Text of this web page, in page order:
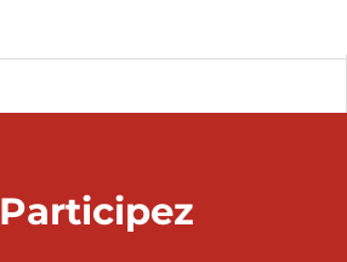
Participez